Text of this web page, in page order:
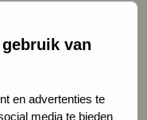
van
en advertenties te
media te bieden